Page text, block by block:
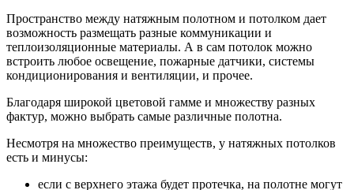
Пространство между натяжным полотном и потолком дает
возможность размещать разные коммуникации и
теплоизоляционные материалы. А в сам потолок можно
встроить любое освещение, пожарные датчики, системы
кондиционирования и вентиляции, и прочее.
Благодаря широкой цветовой гамме и множеству разных
фактур, можно выбрать самые различные полотна.
Несмотря на множество преимуществ, у натяжных потолков
есть и минусы:
если с верхнего этажа будет протечка, на полотне могут